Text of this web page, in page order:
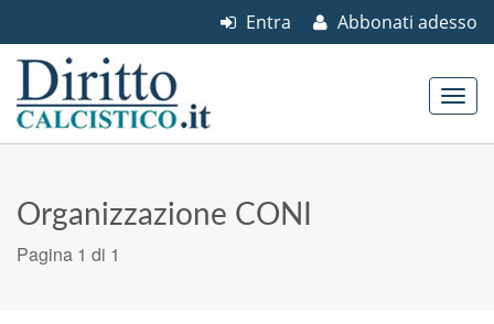
Abbonati adesso
Entra
Organizzazione CONI
Pagina 1 di 1